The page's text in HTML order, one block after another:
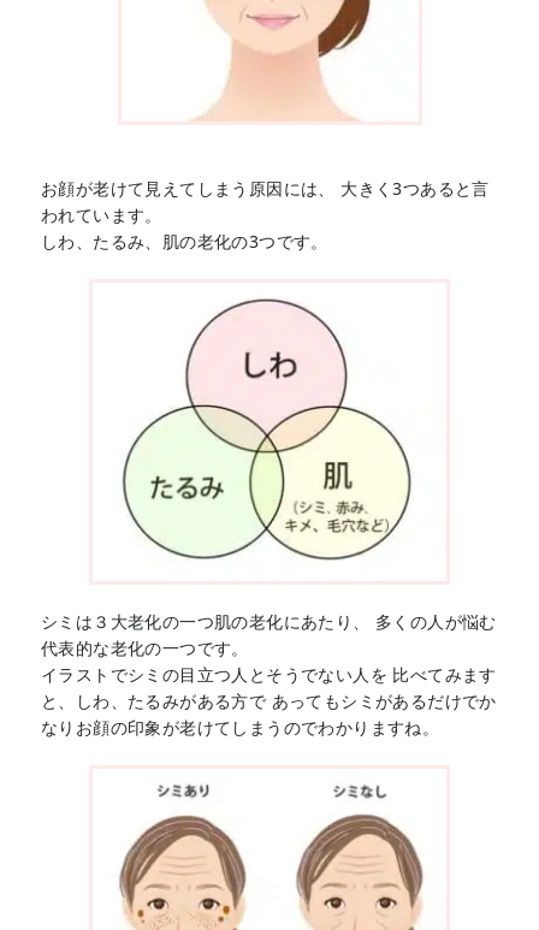
お顔が老けて見えてしまう原因には、 大きく3つあると言
われています。
しわ、たるみ、肌の老化の3つです。
シミは３大老化の一つ肌の老化にあたり、 多くの人が悩む
代表的な老化の一つです。
イラストでシミの目立つ人とそうでない人を 比べてみます
と、しわ、たるみがある方で あってもシミがあるだけでか
なりお顔の印象が老けてしまうのでわかりますね。